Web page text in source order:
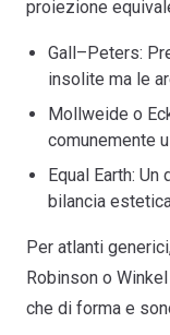
proiezione
Gall–Peters:
insolite ma le
Mollweide o
comunemente
Equal Earth:
bilancia
Per atlanti
Robinson o
che di forma e